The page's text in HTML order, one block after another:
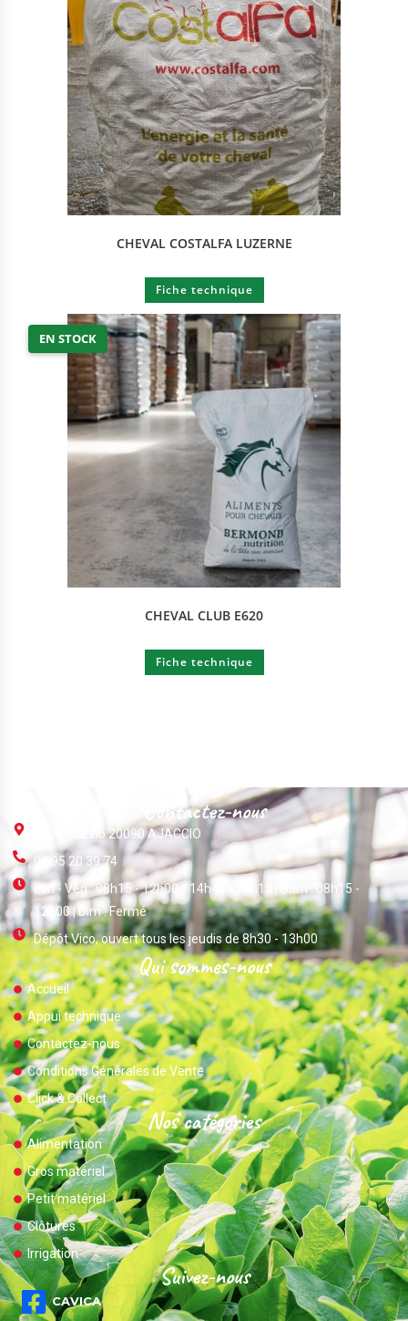
CHEVAL COSTALFA LUZERNE
Fiche technique
EN STOCK
CHEVAL CLUB E620
Fiche technique
Contactez-nous
ZI Du Vazzio 20090 AJACCIO
04 95 20 39 74
Lun - Ven : 08h15 - 12h00 / 14h45 - 18h15 | Sam : 08h15 -
12h00 | Dim : Fermé
Dépôt Vico, ouvert tous les jeudis de 8h30 - 13h00
Qui sommes-nous
Accueil
Appui technique
Contactez-nous
Conditions Générales de Vente
Click & Collect
Nos catégories
Alimentation
Gros matériel
Petit matériel
Clôtures
Irrigation
Suivez-nous
CAVICA